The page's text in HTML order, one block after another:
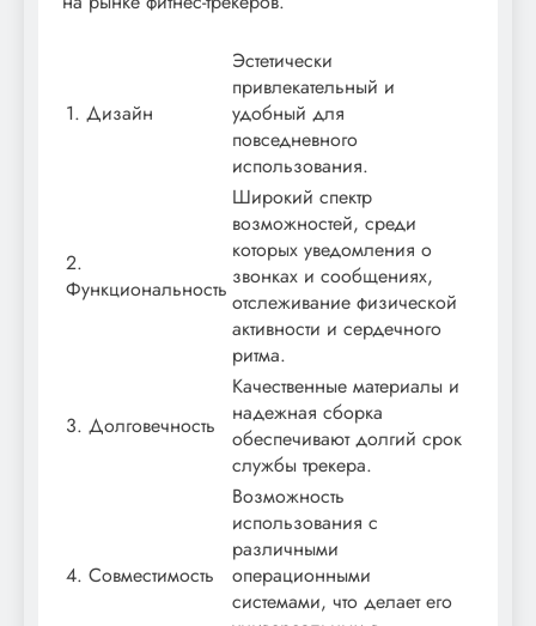
1. Дизайн
Эстетически
привлекательный и
удобный для
повседневного
использования.
2.
Функциональность
Широкий спектр
возможностей, среди
которых уведомления о
звонках и сообщениях,
отслеживание физической
активности и сердечного
ритма.
3. Долговечность
Качественные материалы и
надежная сборка
обеспечивают долгий срок
службы трекера.
4. Совместимость
Возможность
использования с
различными
операционными
системами, что делает его